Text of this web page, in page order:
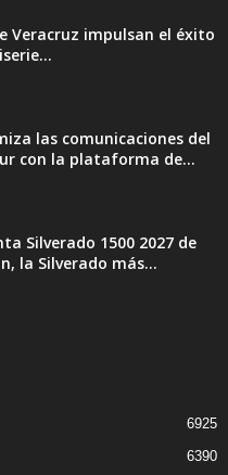
Veracruz impulsan el éxito
las comunicaciones del
con la plataforma de...
Silverado 1500 2027 de
la Silverado más...
6925
6390